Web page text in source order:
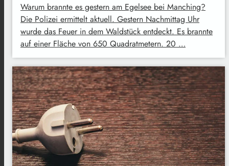
Warum brannte es gestern am Egelsee bei Manching?
Die Polizei ermittelt aktuell. Gestern Nachmittag Uhr
wurde das Feuer in dem Waldstück entdeckt. Es brannte
auf einer Fläche von 650 Quadratmetern. 20 …